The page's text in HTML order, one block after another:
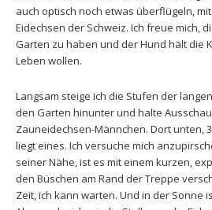
auch optisch noch etwas überflügeln,
Eidechsen der Schweiz. Ich freue mich,
Garten zu haben und der Hund hält die
Leben wollen.
Langsam steige ich die Stufen der
den Garten hinunter und halte
Zauneidechsen-Männchen. Dort unten,
liegt eines. Ich versuche mich
seiner Nähe, ist es mit einem kurzen,
den Büschen am Rand der Treppe
Zeit, ich kann warten. Und in der Sonne